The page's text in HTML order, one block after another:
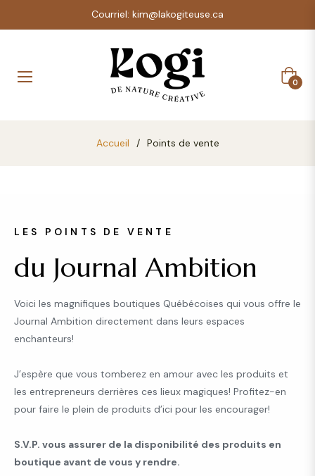
Courriel: kim@lakogiteuse.ca
Panier
0
Accueil / Points de vente
LES POINTS DE VENTE
du Journal Ambition
Voici les magnifiques boutiques Québécoises qui vous offre le
Journal Ambition directement dans leurs espaces
enchanteurs!
J’espère que vous tomberez en amour avec les produits et
les entrepreneurs derrières ces lieux magiques! Profitez-en
pour faire le plein de produits d’ici pour les encourager!
S.V.P. vous assurer de la disponibilité des produits en
boutique avant de vous y rendre.